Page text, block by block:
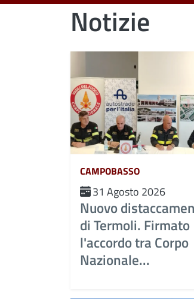
Notizie
CAMPOBASSO
31 Agosto 2026
Nuovo
di Termoli. Firmato
l'accordo tra Corpo
Nazionale...